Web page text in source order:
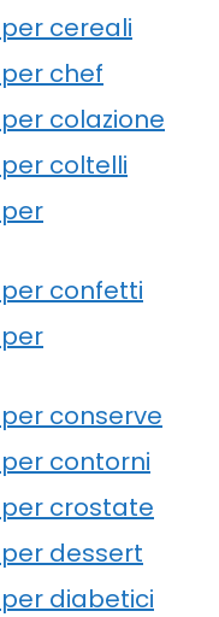
cereali
chef
colazione
coltelli
confetti
conserve
contorni
crostate
dessert
diabetici